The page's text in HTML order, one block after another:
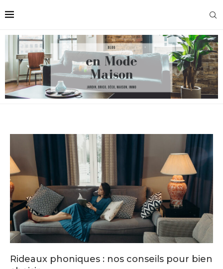
Rideaux phoniques : nos conseils pour bien